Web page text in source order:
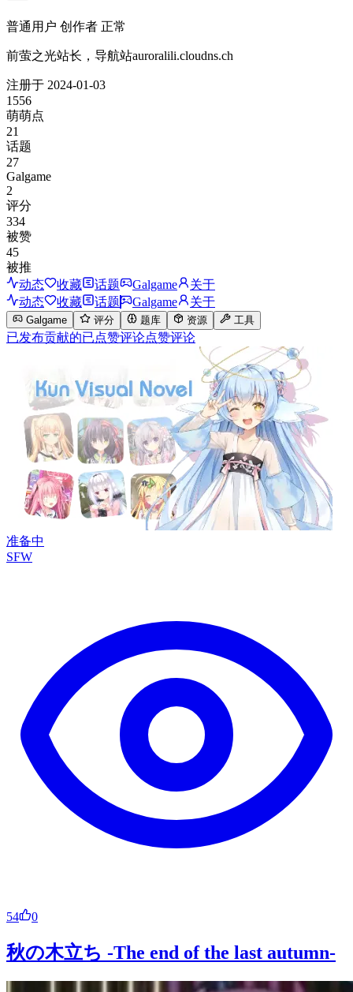
普通用户 创作者 正常
前萤之光站长，导航站auroralili.cloudns.ch
注册于 2024-01-03
1556
萌萌点
21
话题
27
Galgame
2
评分
334
被赞
45
被推
动态
收藏 话题 Galgame
关于
动态
收藏 话题 Galgame 关于
Galgame 评分 题库 资源 工具
已发布贡献的已点赞评论点赞评论
准备中
SFW
54 0
秋の木立ち -The end of the last autumn-